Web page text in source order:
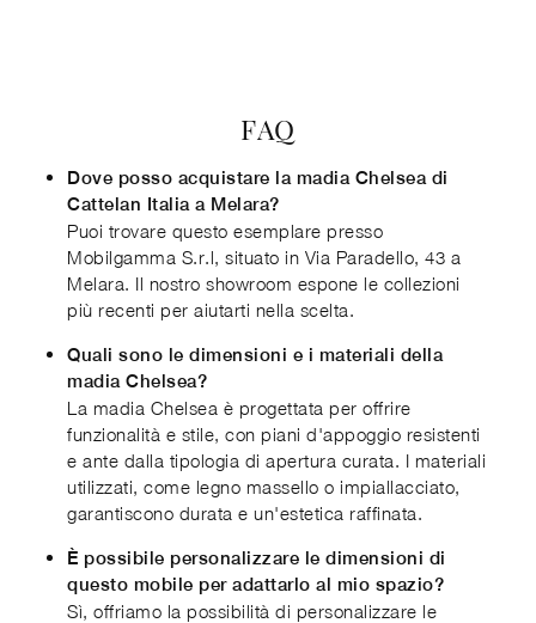
FAQ
Dove posso acquistare la madia Chelsea di
Cattelan Italia a Melara?
Puoi trovare questo esemplare presso
Mobilgamma S.r.l, situato in Via Paradello, 43 a
Melara. Il nostro showroom espone le collezioni
più recenti per aiutarti nella scelta.
Quali sono le dimensioni e i materiali della
madia Chelsea?
La madia Chelsea è progettata per offrire
funzionalità e stile, con piani d'appoggio resistenti
e ante dalla tipologia di apertura curata. I materiali
utilizzati, come legno massello o impiallacciato,
garantiscono durata e un'estetica raffinata.
È possibile personalizzare le dimensioni di
questo mobile per adattarlo al mio spazio?
Sì, offriamo la possibilità di personalizzare le